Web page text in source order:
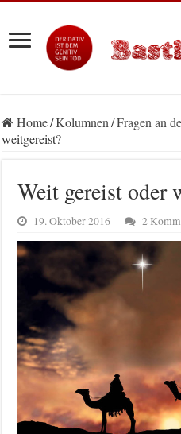
Home/Kolumnen/Fragen an
weitgereist?
Weit gereist oder
19. Oktober 2016 2